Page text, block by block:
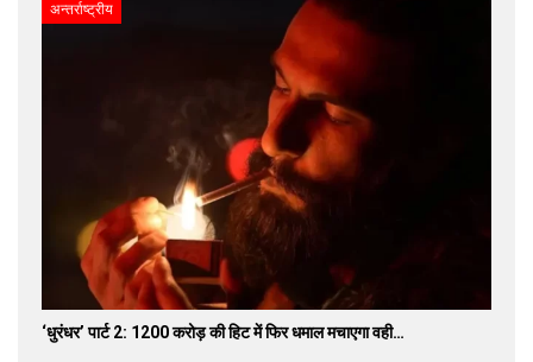
अन्तर्राष्ट्रीय
‘धुरंधर’ पार्ट 2: 1200 करोड़ की हिट में फिर धमाल मचाएगा वही…